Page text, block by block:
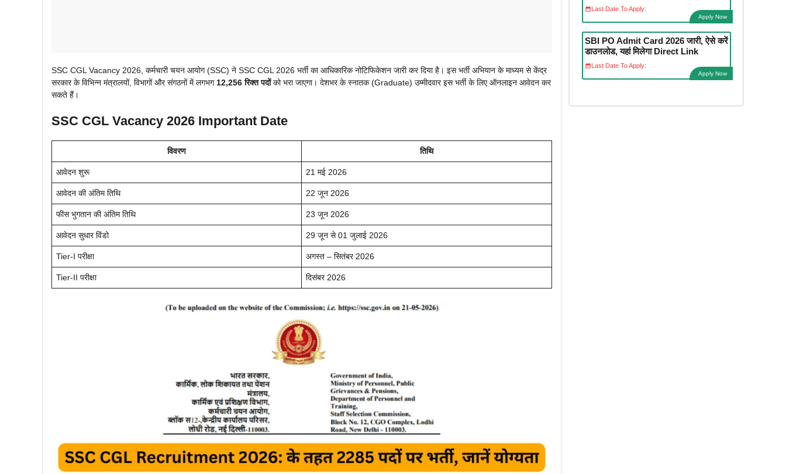
SSC CGL Vacancy 2026, कर्मचारी चयन आयोग (SSC) ने SSC CGL 2026 भर्ती का आधिकारिक नोटिफिकेशन जारी कर दिया है। इस भर्ती अभियान के माध्यम से केंद्र
सरकार के विभिन्न मंत्रालयों, विभागों और संगठनों में लगभग 12,256 रिक्त पदोंको भरा जाएगा। देशभर के स्नातक (Graduate) उम्मीदवार इस भर्ती के लिए ऑनलाइन आवेदन कर
सकते हैं।
SSC CGL Vacancy 2026 Important Date
विवरण तिथि
आवेदन शुरू 21 मई 2026
आवेदन की अंतिम तिथि 22 जून 2026
फीस भुगतान की अंतिम तिथि 23 जून 2026
आवेदन सुधार विंडो 29 जून से 01 जुलाई 2026
Tier-I परीक्षा अगस्त – सितंबर 2026
Tier-II परीक्षा दिसंबर 2026
Last Date To Apply:
Apply Now
SBI PO Admit Card 2026 जारी, ऐसे करें
डाउनलोड, यहां मिलेगा Direct Link
Last Date To Apply:
Apply Now